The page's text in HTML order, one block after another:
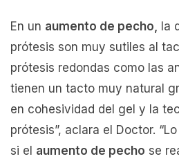
En un aumento de pecho, la
prótesis son muy sutiles al
prótesis redondas como las
tienen un tacto muy natural
en cohesividad del gel y la
prótesis”, aclara el Doctor.
si el aumento de pecho se